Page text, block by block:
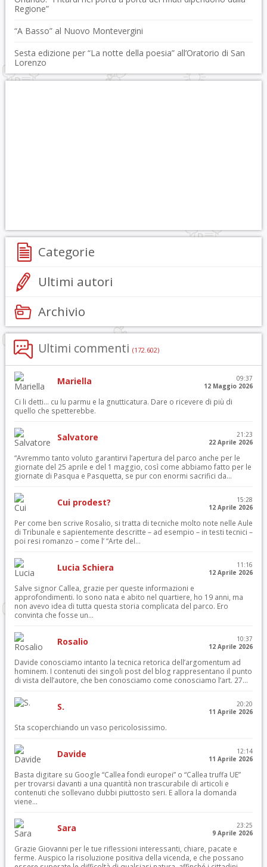
Regione”
“A Basso” al Nuovo Montevergini
Sesta edizione per “La notte della poesia” all’Oratorio di San
Lorenzo
Categorie
Ultimi autori
Archivio
Ultimi commenti (172.602)
Mariella
09:37
12 Maggio 2026
Ci li detti… cu lu parmu e la gnutticatura. Dare o ricevere di più di
quello che spetterebbe.
Salvatore
21:23
22 Aprile 2026
“Avremmo tanto voluto garantirvi l’apertura del parco anche per le
giornate del 25 aprile e del 1 maggio, così come abbiamo fatto per le
giornate di Pasqua e Pasquetta, se pur con enormi sacrifici da...
Cui prodest?
15:28
12 Aprile 2026
Per come ben scrive Rosalio, si tratta di tecniche molto note nelle Aule
di Tribunale e sapientemente descritte – ad esempio – in testi tecnici –
poi resi romanzo – come l’ “Arte del...
Lucia Schiera
11:16
12 Aprile 2026
Salve signor Callea, grazie per queste informazioni e
approfondimenti. Io sono nata e abito nel quartiere, ho 19 anni, ma
non avevo idea di tutta questa storia complicata del parco. Ero
convinta che fosse un...
Rosalio
10:37
12 Aprile 2026
Davide conosciamo intanto la tecnica retorica dell’argomentum ad
hominem. I contenuti dei singoli post del blog rappresentano il punto
di vista dell’autore, che ben conosciamo come conosciamo l’art. 27...
S.
20:20
11 Aprile 2026
Sta scoperchiando un vaso pericolosissimo.
Davide
12:14
11 Aprile 2026
Basta digitare su Google “Callea fondi europei” o “Callea truffa UE”
per trovarsi davanti a una quantità non trascurabile di articoli e
contenuti che sollevano dubbi piuttosto seri. E allora la domanda
viene...
Sara
23:25
9 Aprile 2026
Grazie Giovanni per le tue riflessioni interessanti, chiare, pacate e
ferme. Auspico la risoluzione positiva della vicenda, e che possano